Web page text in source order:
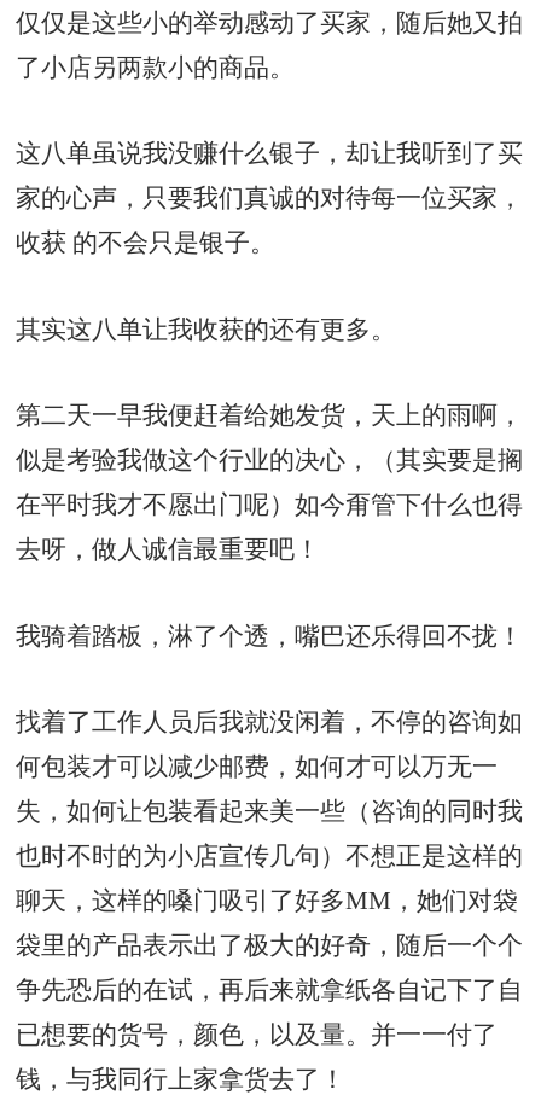
仅仅是这些小的举动感动了买家，随后她又拍
了小店另两款小的商品。
这八单虽说我没赚什么银子，却让我听到了买
家的心声，只要我们真诚的对待每一位买家，
收获 的不会只是银子。
其实这八单让我收获的还有更多。
第二天一早我便赶着给她发货，天上的雨啊，
似是考验我做这个行业的决心，（其实要是搁
在平时我才不愿出门呢）如今甭管下什么也得
去呀，做人诚信最重要吧！
我骑着踏板，淋了个透，嘴巴还乐得回不拢！
找着了工作人员后我就没闲着，不停的咨询如
何包装才可以减少邮费，如何才可以万无一
失，如何让包装看起来美一些（咨询的同时我
也时不时的为小店宣传几句）不想正是这样的
聊天，这样的嗓门吸引了好多MM，她们对袋
袋里的产品表示出了极大的好奇，随后一个个
争先恐后的在试，再后来就拿纸各自记下了自
已想要的货号，颜色，以及量。并一一付了
钱，与我同行上家拿货去了！